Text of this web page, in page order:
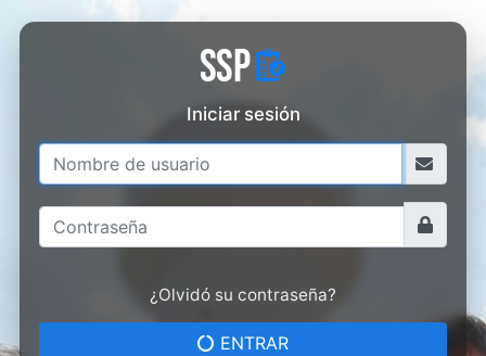
Iniciar sesión
¿Olvidó su contraseña?
ENTRAR